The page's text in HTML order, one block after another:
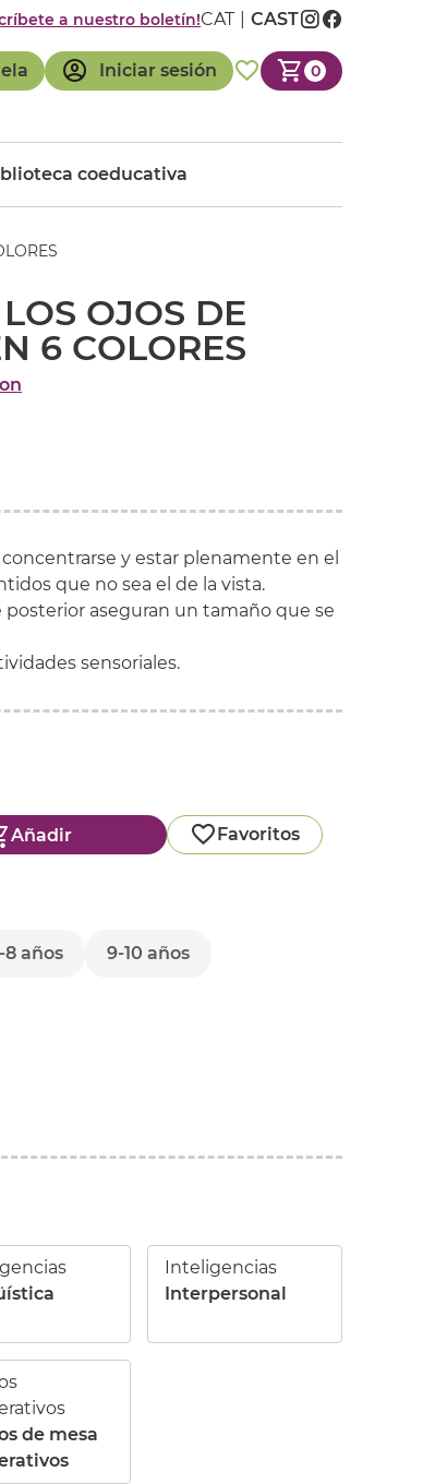
Iniciar sesión 0
a nuestro boletín!CAT CAST
coeducativa
OJOS DE
6 COLORES
y estar plenamente en el
que no sea el de la vista.
posterior aseguran un tamaño que se
sensoriales.
Añadir Favoritos
8 años 9-10 años
Inteligencias
Interpersonal
de mesa